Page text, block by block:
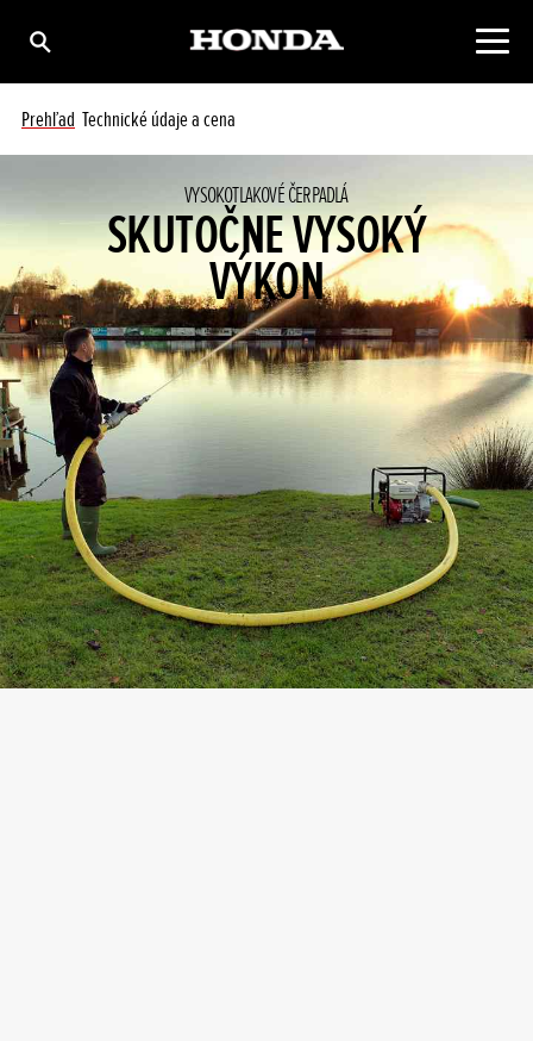
Prehľad Technické údaje a cena
VYSOKOTLAKOVÉ ČERPADLÁ
SKUTOČNE VYSOKÝ
VÝKON